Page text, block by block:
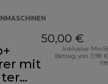
mit
50,00 €
Inklusive
Betrag von 7,98